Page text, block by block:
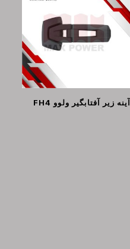
آینه زیر آفتابگیر ولوو FH4